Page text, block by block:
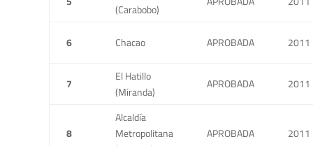
(Carabobo)
6 Chacao APROBADA 2011
7
El Hatillo
(Miranda)
APROBADA 2011
8
Alcaldía
Metropolitana
APROBADA 2011